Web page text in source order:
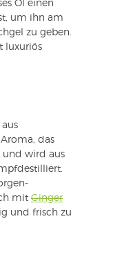
Öl einen
um ihn am
zu geben.
luxuriös
das
und wird aus
mit Ginger
und frisch zu